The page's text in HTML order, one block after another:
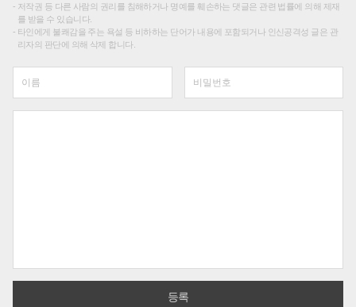
저작권 등 다른 사람의 권리를 침해하거나 명예를 훼손하는 댓글은 관련 법률에 의해 제재
를 받을 수 있습니다.
타인에게 불쾌감을 주는 욕설 등 비하하는 단어가 내용에 포함되거나 인신공격성 글은 관
리자의 판단에 의해 삭제 합니다.